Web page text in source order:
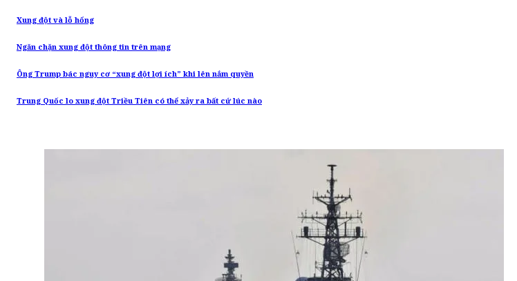
Xung đột và lỗ hổng
Ngăn chặn xung đột thông tin trên mạng
Ông Trump bác nguy cơ “xung đột lợi ích” khi lên nắm quyền
Trung Quốc lo xung đột Triều Tiên có thể xảy ra bất cứ lúc nào